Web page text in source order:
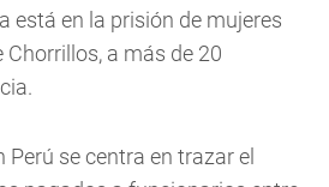
está en la prisión de mujeres
a más de 20
Perú se centra en trazar el